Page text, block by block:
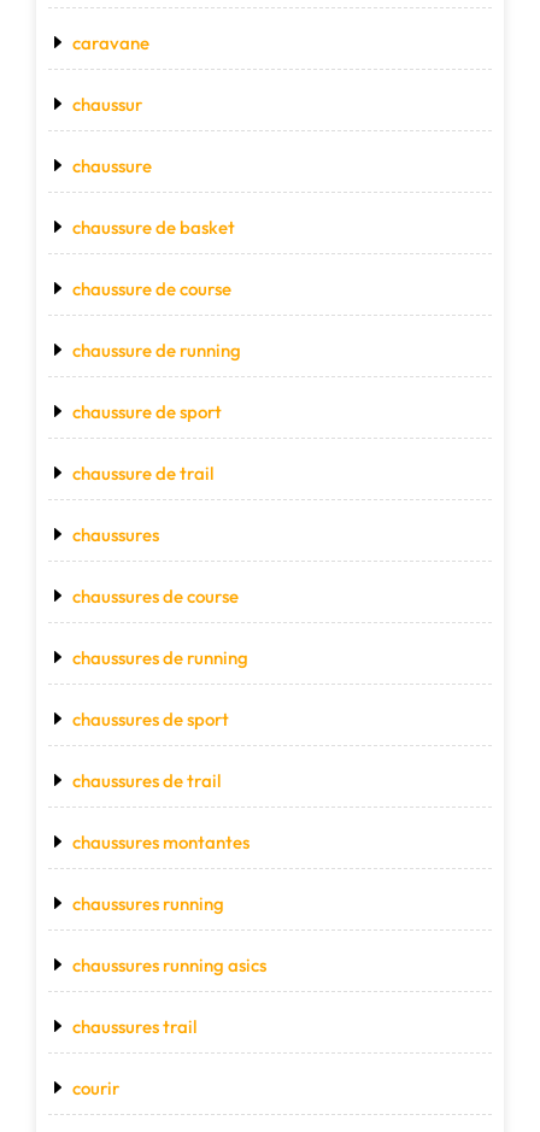
caravane
chaussur
chaussure
chaussure de basket
chaussure de course
chaussure de running
chaussure de sport
chaussure de trail
chaussures
chaussures de course
chaussures de running
chaussures de sport
chaussures de trail
chaussures montantes
chaussures running
chaussures running asics
chaussures trail
courir